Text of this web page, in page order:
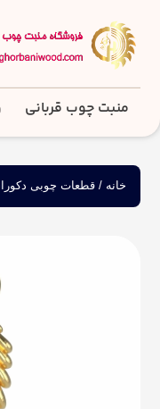
منبت چوب قربانی
خانه / قطعات چوبی